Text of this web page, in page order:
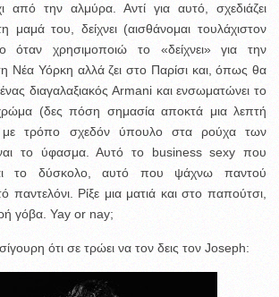
από την αλμύρα. Αντί για αυτό, σχεδιάζει
μαμά του, δείχνει (αισθάνομαι τουλάχιστον
χρησιμοποιώ το «δείχνει» για την
Νέα Υόρκη αλλά ζει στο Παρίσι και, όπως θα
ένας διαγαλαξιακός Armani και ενσωματώνει το
(δες πόση σημασία αποκτά μια λεπτή
με τρόπο σχεδόν ύπουλο στα ρούχα των
το ύφασμα. Αυτό το business sexy που
το δύσκολο, αυτό που ψάχνω παντού
Ρίξε μια ματιά και στο παπούτσι,
γόβα. Yay or nay;
σίγουρη ότι σε τρώει να τον δεις τον Joseph: